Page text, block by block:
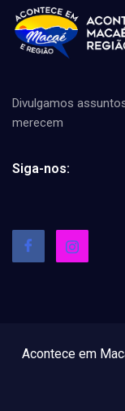
Divulgamos
merecem
Siga-nos:
Acontece em